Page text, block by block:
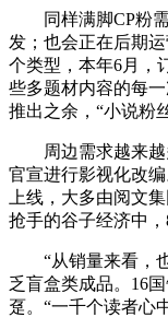
同样满脚CP粉需
发；也会正在后期
个类型，本年6月，
些多题材内容的每
推出之余，“小说粉
周边需求越来越
官宣进行影视化改
上线，大多由阅文
抢手的谷子经济中，
“从销量来看，也
乏盲盒类成品。16
趸。“一千个读者心